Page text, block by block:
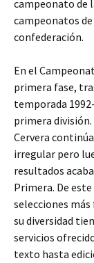
campeonato de
campeonatos de
confederación.
En el
primera fase,
temporada
primera
Cervera
irregular pero
resultados
Primera. De
selecciones
su diversidad
servicios
texto hasta